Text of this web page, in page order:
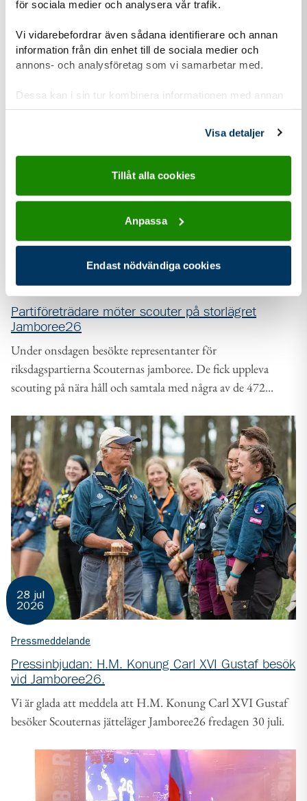
för sociala medier och analysera vår trafik.
Vi vidarebefordrar även sådana identifierare och annan
information från din enhet till de sociala medier och
annons- och analysföretag som vi samarbetar med.
Dessa kan i sin tur kombinera informationen med annan
information som du har tillhandahållit eller som de har
Visa detaljer
Tillåt alla cookies
Anpassa
Endast nödvändiga cookies
Liknandepressmeddelanden
30 jul
Pressmeddelande
Partiföreträdare möter scouter på storlägret
Jamboree26
Under onsdagen besökte representanter för
riksdagspartierna Scouternas jamboree. De fick uppleva
scouting på nära håll och samtala med några av de 472...
28 jul
2026
Pressmeddelande
Pressinbjudan: H.M. Konung Carl XVI Gustaf besök
vid Jamboree26.
Vi är glada att meddela att H.M. Konung Carl XVI Gustaf
besöker Scouternas jätteläger Jamboree26 fredagen 30 juli.